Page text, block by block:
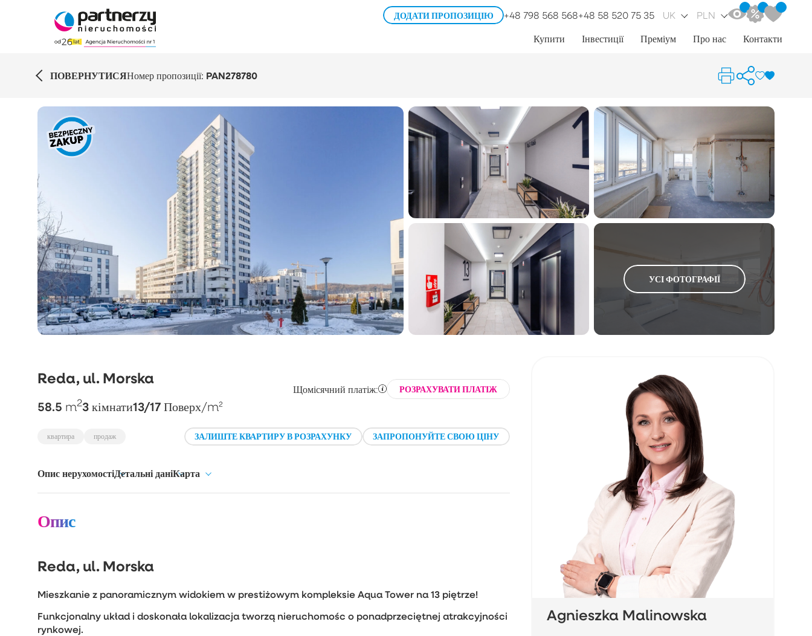
ДОДАТИ ПРОПОЗИЦІЮ +48 798 568 568+48 58 520 75 35 UK PLN
Купити Інвестиції Преміум Про нас Контакти
ПОВЕРНУТИСЯНомер пропозиції: PAN278780
УСІ ФОТОГРАФІЇ
Reda, ul. Morska
58.5 m23 кімнати13/17 Поверх/m²
Щомісячний платіж: РОЗРАХУВАТИ ПЛАТІЖ
квартира продаж ЗАЛИШТЕ КВАРТИРУ В РОЗРАХУНКУ ЗАПРОПОНУЙТЕ СВОЮ ЦІНУ
Опис нерухомостіДетальні даніКарта
Опис
Reda, ul. Morska
Mieszkanie z panoramicznym widokiem w prestiżowym kompleksie Aqua Tower na 13 piętrze!
Funkcjonalny układ i doskonała lokalizacja tworzą nieruchomośc o ponadprzeciętnej atrakcyjności
rynkowej.
Agnieszka Malinowska